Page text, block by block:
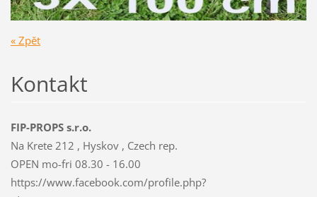
« Zpět
Kontakt
FIP-PROPS s.r.o.
Na Krete 212 , Hyskov , Czech rep.
OPEN mo-fri 08.30 - 16.00
https://www.facebook.com/profile.php?